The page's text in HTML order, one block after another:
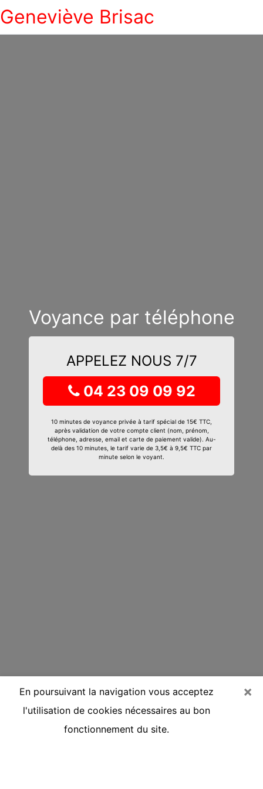
Geneviève Brisac
Voyance par téléphone
APPELEZ NOUS 7/7
04 23 09 09 92
10 minutes de voyance privée à tarif spécial de 15€ TTC,
après validation de votre compte client (nom, prénom,
téléphone, adresse, email et carte de paiement valide). Au-
delà des 10 minutes, le tarif varie de 3,5€ à 9,5€ TTC par
minute selon le voyant.
×
En poursuivant la navigation vous acceptez
l'utilisation de cookies nécessaires au bon
fonctionnement du site.